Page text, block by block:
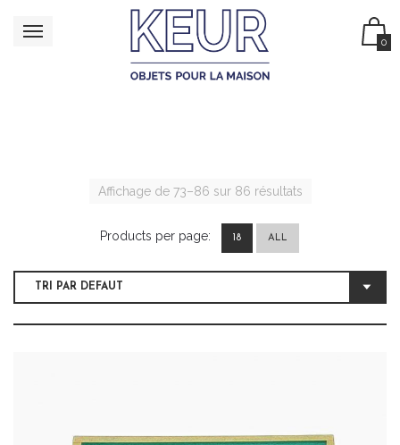
0
Affichage de 73–86 sur 86 résultats
Products per page: 18 ALL